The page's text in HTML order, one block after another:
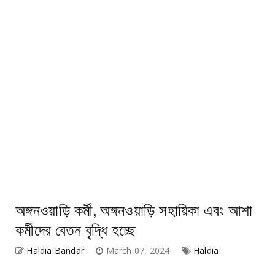
অঙ্গনওয়াড়ি কর্মী, অঙ্গনওয়াড়ি সহায়িকা এবং আশা
কর্মীদের বেতন বৃদ্ধি হচ্ছে
Haldia Bandar March 07, 2024 Haldia